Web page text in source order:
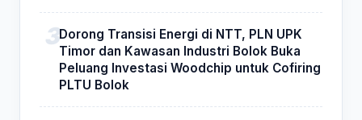
Dorong Transisi Energi di NTT, PLN UPK
Timor dan Kawasan Industri Bolok Buka
Peluang Investasi Woodchip untuk Cofiring
PLTU Bolok